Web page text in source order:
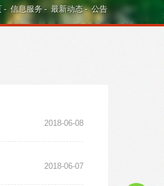
- 信息服务 - 最新动态 - 公告
2018-06-08
2018-06-07